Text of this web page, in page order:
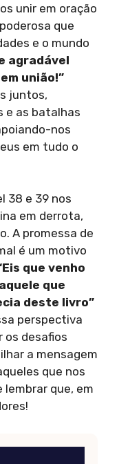
unir em oração
que
e o mundo
agradável
união!”
juntos,
e as batalhas
nos
em tudo o
38 e 39 nos
em derrota,
A promessa de
é um motivo
que venho
que
deste livro”
perspectiva
os desafios
a mensagem
que nos
lembrar que, em